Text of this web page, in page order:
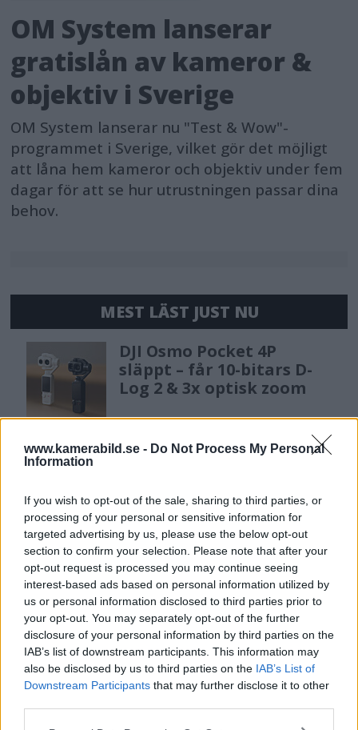
www.kamerabild.se - Do Not Process My Personal
Information
If you wish to opt-out of the sale, sharing to third parties, or
processing of your personal or sensitive information for
targeted advertising by us, please use the below opt-out
section to confirm your selection. Please note that after your
opt-out request is processed you may continue seeing
interest-based ads based on personal information utilized by
us or personal information disclosed to third parties prior to
your opt-out. You may separately opt-out of the further
disclosure of your personal information by third parties on the
IAB’s list of downstream participants. This information may
also be disclosed by us to third parties on the IAB’s List of
Downstream Participants that may further disclose it to other
OM System lanserar
gratislån av kameror &
objektiv i Sverige
OM System lanserar nu "Test & Wow"-
programmet i Sverige, vilket gör det möjligt
att låna hem kameror och objektiv under fem
dagar för att se hur utrustningen passar dina
behov.
MEST LÄST JUST NU
DJI Osmo Pocket 4P
släppt – får 10-bitars D-
Log 2 & 3x optisk zoom
Sony lägger bud på
Sony FE 100-400mm F5,6-8
OSS – lätt telezoom för
fågel, sport & natur
OM System lanserar
gratislån av kameror &
objektiv i Sverige